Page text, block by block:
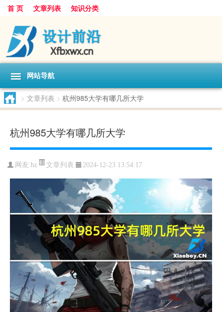
首 页 文章列表 知识分类
网站导航
> 文章列表 > 杭州985大学有哪几所大学
杭州985大学有哪几所大学
网友:hz 文章列表 2024-12-23 13:54:17